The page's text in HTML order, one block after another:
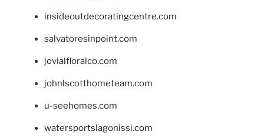
insideoutdecoratingcentre.com
salvatoresinpoint.com
jovialfloralco.com
johnlscotthometeam.com
u-seehomes.com
watersportslagonissi.com